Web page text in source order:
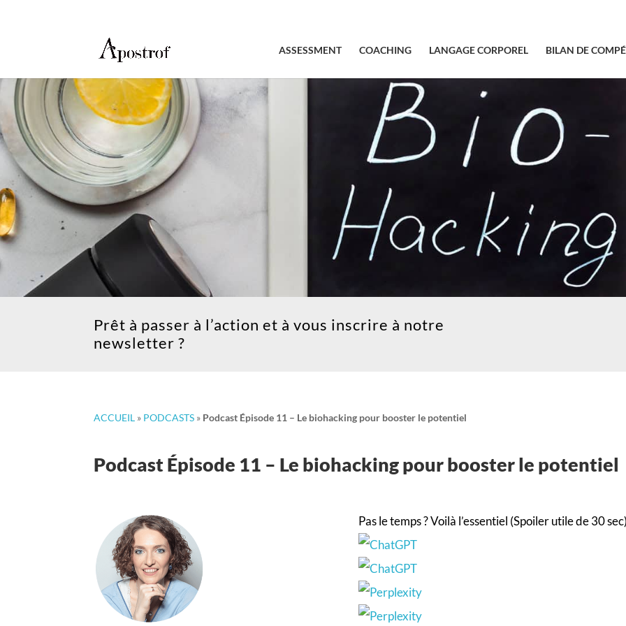
ASSESSMENT COACHING LANGAGE CORPOREL BILAN DE
Prêt à passer à l’action et à vous inscrire à notre
newsletter ?
ACCUEIL » PODCASTS » Podcast Épisode 11 – Le biohacking pour booster le potentiel
Podcast Épisode 11 – Le biohacking pour booster le potentiel
Pas le temps ? Voilà l’essentiel (Spoiler utile de 30 sec)